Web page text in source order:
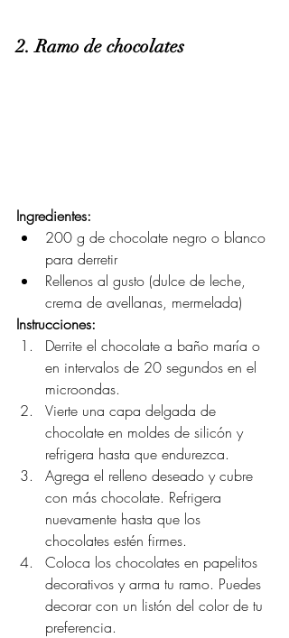
2. Ramo de chocolates
Ingredientes:
200 g de chocolate negro o blanco
para derretir
Rellenos al gusto (dulce de leche,
crema de avellanas, mermelada)
Instrucciones:
Derrite el chocolate a baño maría o
en intervalos de 20 segundos en el
microondas.
Vierte una capa delgada de
chocolate en moldes de silicón y
refrigera hasta que endurezca.
Agrega el relleno deseado y cubre
con más chocolate. Refrigera
nuevamente hasta que los
chocolates estén firmes.
Coloca los chocolates en papelitos
decorativos y arma tu ramo. Puedes
decorar con un listón del color de tu
preferencia.